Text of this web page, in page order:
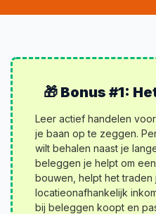
🎁 Bonus #1:
Leer actief handelen
je baan op te zeggen.
wilt behalen naast je
beleggen je helpt om
bouwen, helpt het traden
locatieonafhankelijk
bij beleggen koopt en